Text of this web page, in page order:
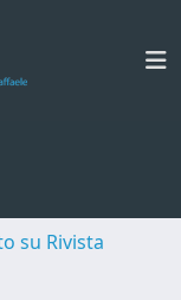
su Rivista